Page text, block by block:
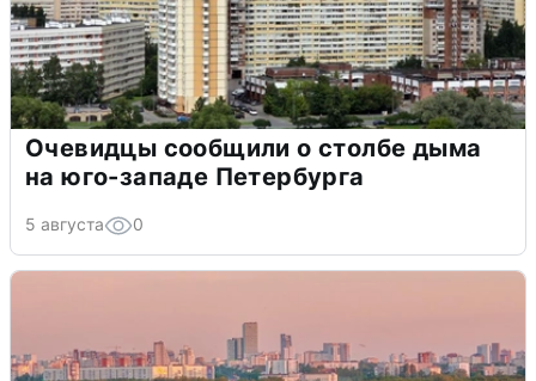
Очевидцы сообщили о столбе дыма
на юго-западе Петербурга
5 августа 0